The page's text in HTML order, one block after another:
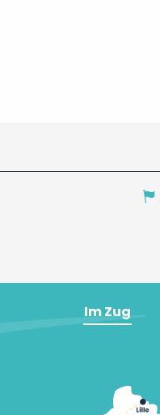
Im Zug